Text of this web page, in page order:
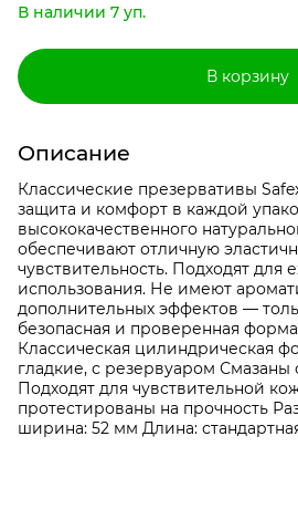
В наличии 7 уп.
В корзину
Описание
Классические презервативы
защита и комфорт в каждой
высококачественного
обеспечивают отличную
чувствительность. Подходят для
использования. Не имеют
дополнительных эффектов —
безопасная и проверенная
Классическая цилиндрическая
гладкие, с резервуаром
Подходят для чувствительной
протестированы на прочность
ширина: 52 мм Длина: